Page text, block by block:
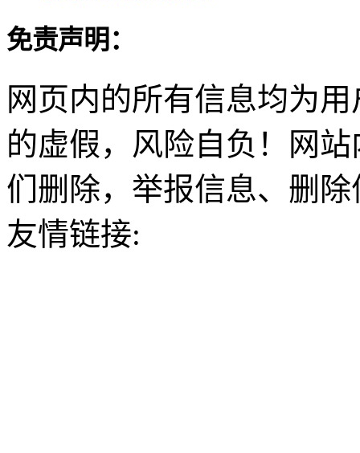
免责声明：
网页内的所有信息均为
的虚假，风险自负！网
们删除，举报信息、删
友情链接: